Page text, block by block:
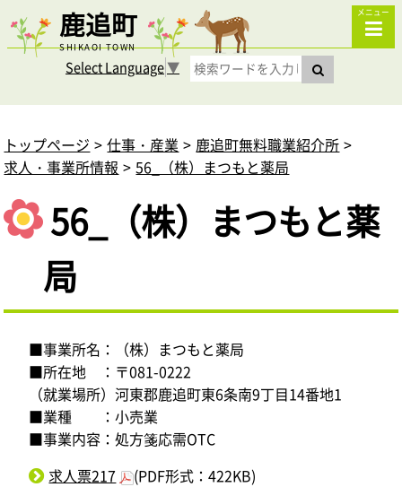
鹿追町
SHIKAOI TOWN
メニュー
Select Language▼
トップページ 仕事・産業
鹿追町無料職業紹介所
求人・事業所情報
56_（株）まつもと薬局
56_（株）まつもと薬
局
■事業所名：（株）まつもと薬局
■所在地 ：〒081-0222
（就業場所）河東郡鹿追町東6条南9丁目14番地1
■業種 ：小売業
■事業内容：処方箋応需OTC
求人票217
(PDF形式：422KB)